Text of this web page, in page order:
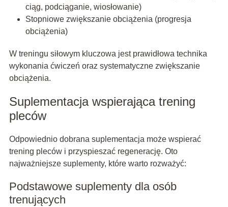
ciąg, podciąganie, wiosłowanie)
Stopniowe zwiększanie obciążenia (progresja
obciążenia)
W treningu siłowym kluczowa jest prawidłowa technika
wykonania ćwiczeń oraz systematyczne zwiększanie
obciążenia.
Suplementacja wspierająca trening
pleców
Odpowiednio dobrana suplementacja może wspierać
trening pleców i przyspieszać regenerację. Oto
najważniejsze suplementy, które warto rozważyć:
Podstawowe suplementy dla osób
trenujących